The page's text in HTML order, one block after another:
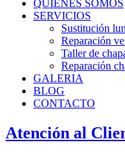
QUIÉNES SOMOS
SERVICIOS
Sustitución
Reparación
Taller de
Reparación
GALERIA
BLOG
CONTACTO
Atención al